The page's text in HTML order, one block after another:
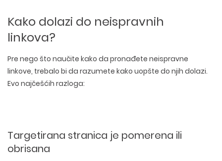
Kako dolazi do neispravnih
linkova?
Pre nego što naučite kako da pronađete neispravne
linkove, trebalo bi da razumete kako uopšte do njih dolazi.
Evo najčešćih razloga:
Targetirana stranica je pomerena ili
obrisana